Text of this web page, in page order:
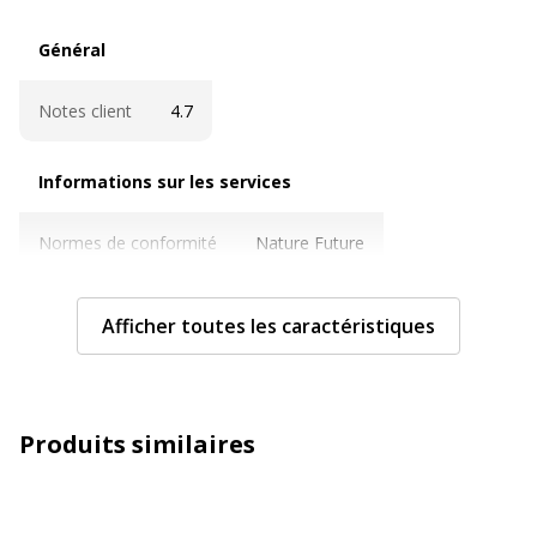
Général
Notes client 4.7
Informations sur les services
Normes de conformité Nature Future
Caractéristiques techniques
Caractéristiques techniques
Epaisseur du matériau 700 µm
Afficher toutes les caractéristiques
Produits similaires